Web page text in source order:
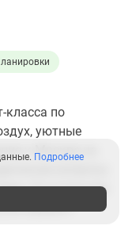
по
уютные
к Москве на
В остальном
вариант
Подробнее